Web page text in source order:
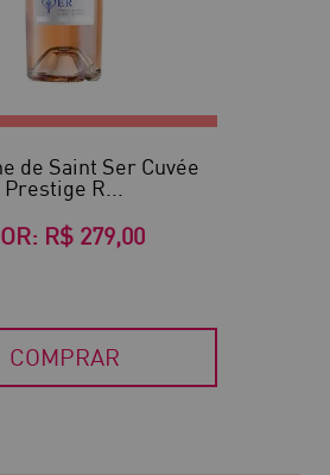
de Saint Ser Cuvée
Prestige R...
R$ 279,00
COMPRAR